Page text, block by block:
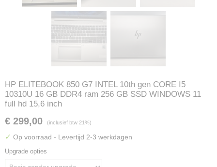
HP ELITEBOOK 850 G7 INTEL 10th gen CORE I5
10310U 16 GB DDR4 ram 256 GB SSD WINDOWS 11
full hd 15,6 inch
€ 299,00 (inclusief btw 21%)
✓ Op voorraad - Levertijd 2-3 werkdagen
Upgrade opties